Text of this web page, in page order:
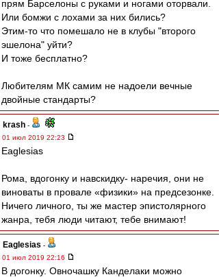
прям Барселоны с руками и ногами оторвали.
Или бомжи с лохами за них бились?
Этим-то что помешало не в клубы "второго
эшелона" уйти?
И тоже бесплатно?
Любителям МК самим не надоели вечные
двойные стандарты?
krash -
01 июл 2019 22:23
Eaglesias
Рома, вдогонку и навскидку- наречия, они не
виноваты в провале «физики» на предсезонке.
Ничего личного, ты же мастер эпистолярного
жанра, тебя люди читают, тебе внимают!
Eaglesias -
01 июл 2019 22:16
В догонку. Овночашку Канделаки можно